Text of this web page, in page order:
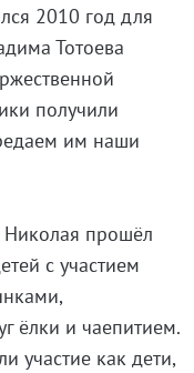
2010 год для
Тотоева
получили
им наши
Николая прошёл
с участием
ёлки и чаепитием.
участие как дети,